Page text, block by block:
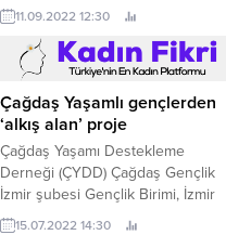
Belediyesi, okulların açılacağı 12
Eylül Pazartesi günü öncesi toplu
ulaşım hizmetlerinin sorunsuz akışı
için tedbirlerini aldı.
11.09.2022 12:30
Çağdaş Yaşamlı gençlerden
‘alkış alan’ proje
Çağdaş Yaşamı Destekleme
Derneği (ÇYDD) Çağdaş Gençlik
İzmir şubesi Gençlik Birimi, İzmir
Büyükşehir Belediyesi ve Köyde-İz
projesi ortaklığı ile Köyde Şenlik
15.07.2022 14:30